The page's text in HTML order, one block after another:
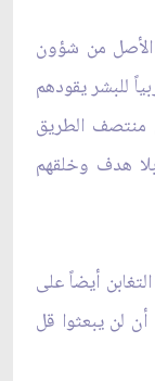
الأصل من شؤون
للبشر يقودهم
منتصف الطريق
هدف وخلقهم
أيضاً على
لن يبعثوا قل